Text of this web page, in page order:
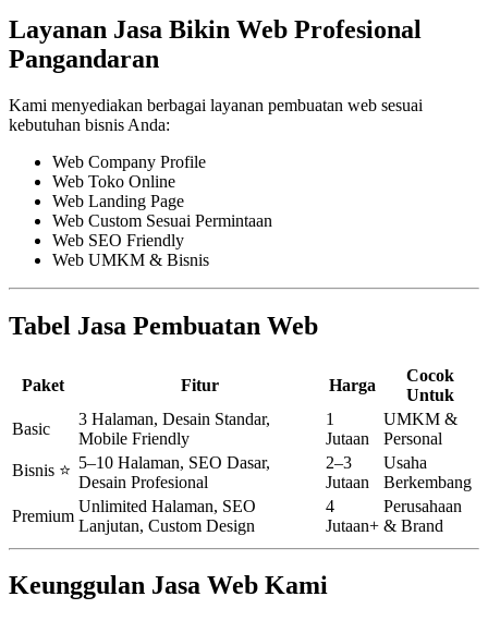
Layanan Jasa Bikin Web Profesional
Pangandaran
Kami menyediakan berbagai layanan pembuatan web sesuai
kebutuhan bisnis Anda:
Web Company Profile
Web Toko Online
Web Landing Page
Web Custom Sesuai Permintaan
Web SEO Friendly
Web UMKM & Bisnis
Tabel Jasa Pembuatan Web
Paket Fitur Harga
Cocok
Untuk
Basic
3 Halaman, Desain Standar,
Mobile Friendly
1
Jutaan
UMKM &
Personal
Bisnis ⭐ 5–10 Halaman, SEO Dasar,
Desain Profesional
2–3
Jutaan
Usaha
Berkembang
Premium
Unlimited Halaman, SEO
Lanjutan, Custom Design
4
Jutaan+
Perusahaan
& Brand
Keunggulan Jasa Web Kami